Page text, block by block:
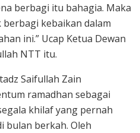
berbagi itu bahagia. Maka
kebaikan dalam
ini.” Ucap Ketua Dewan
NTT itu.
Saifullah Zain
ramadhan sebagai
khilaf yang pernah
bulan berkah. Oleh